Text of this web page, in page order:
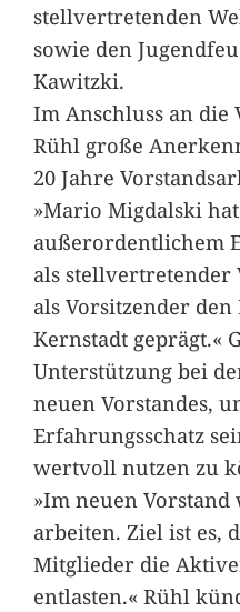
stellvertretenden
sowie den
Kawitzki.
Im Anschluss an die
Rühl große
20 Jahre
»Mario Migdalski
außerordentlichem
als stellvertretender
als Vorsitzender
Kernstadt geprägt.«
Unterstützung bei
neuen Vorstandes,
Erfahrungsschatz
wertvoll nutzen zu
»Im neuen
arbeiten. Ziel ist es,
Mitglieder die
entlasten.« Rühl